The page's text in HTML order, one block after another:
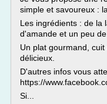
simple et savoureux :
Les ingrédients : de la
d'amande et un peu de
Un plat gourmand,
délicieux.
D'autres infos vous
https://
Si...